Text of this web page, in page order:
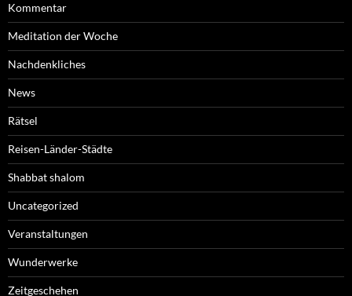
Kommentar
Meditation der Woche
Nachdenkliches
News
Rätsel
Reisen-Länder-Städte
Shabbat shalom
Uncategorized
Veranstaltungen
Wunderwerke
Zeitgeschehen